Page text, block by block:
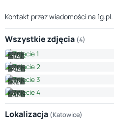
Kontakt przez wiadomości na
Wszystkie zdjęcia (4)
1/4
2/4
3/4
4/4
Lokalizacja (Katowice)